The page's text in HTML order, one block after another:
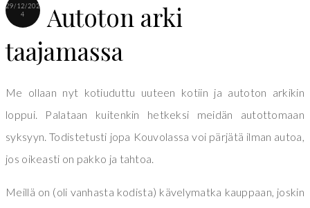
29/12/202
4
Autoton arki
taajamassa
Me ollaan nyt kotiuduttu uuteen kotiin ja autoton arkikin
loppui. Palataan kuitenkin hetkeksi meidän autottomaan
syksyyn. Todistetusti jopa Kouvolassa voi pärjätä ilman autoa,
jos oikeasti on pakko ja tahtoa.
Meillä on (oli vanhasta kodista) kävelymatka kauppaan, joskin